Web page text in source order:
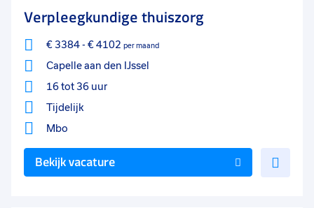
Verpleegkundige thuiszorg
€ 3384- € 4102 per maand
Capelle aan den IJssel
16 tot 36 uur
Tijdelijk
Mbo
Bekijk vacature